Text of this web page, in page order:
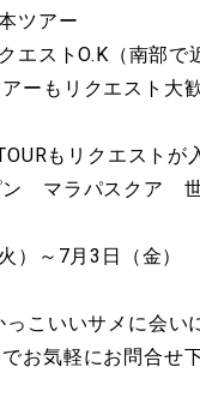
ツアー
エストO.K（南部で
ーもリクエスト大
もリクエストが
マラパスクア 世
）～7月3日（金
こいいサメに会い
お気軽にお問合せ